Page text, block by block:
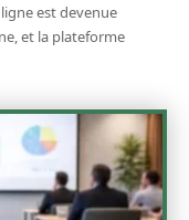
est devenue
et la plateforme